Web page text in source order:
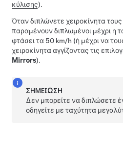
κύλισης).
Όταν διπλώνετε χειροκίνητα
παραμένουν διπλωμένοι μέχρι η
φτάσει τα 50 km/h (ή μέχρι να
χειροκίνητα αγγίζοντας τις
Mirrors).
ΣΗΜΕΊΩΣΗ
Δεν μπορείτε να διπλώσετε
οδηγείτε με ταχύτητα